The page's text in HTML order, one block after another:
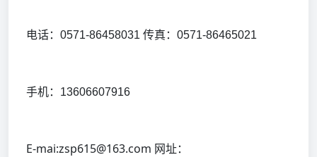
电话： 0571-86458031 传真：0571-86465021
手机： 13606607916
E-mai:zsp615@163.com 网址：